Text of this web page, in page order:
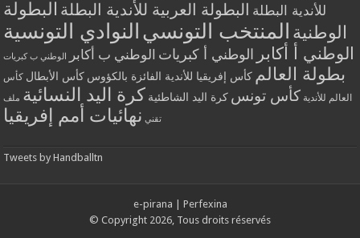
للأندية البطلة البطولة العربية للأندية البطلة البطولة
الوطنية المنتخب التونسي النوادي التونسية
الوطني أ أكابر الوطني أ كبريات الوطني ب أكابر الوطني ب كبريات
بطولة العالم كأس إفريقيا للأندية الفائزة بالكؤوس كأس الأبطال كأس
العالم للأندية كأس تونس كرة اليد الشاطئية كرة اليد النسائية ملف
تقني نهائيات أمم إفريقيا
Tweets by Handballtn
e-pirana
Perfexina
© Copyright 2026, Tous droits réservés